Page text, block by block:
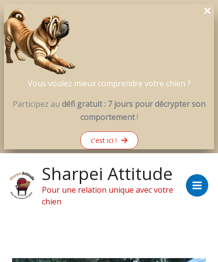
Vous voulez mieux comprendre votre chien ?
Participez au défi gratuit : 7 jours pour décrypter son
comportement!
c'est ici !
contenu
Sharpei Attitude
Pour une relation unique avec votre
chien